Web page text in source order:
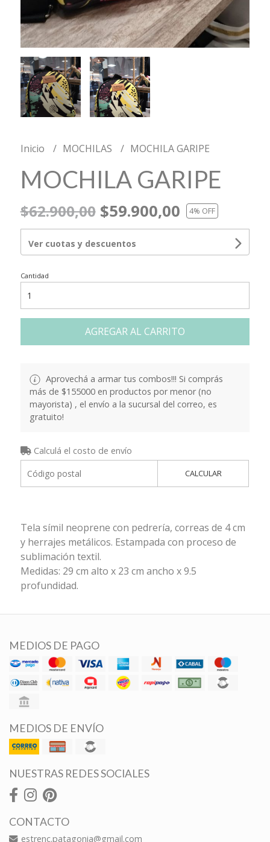
Inicio MOCHILAS MOCHILA GARIPE
MOCHILA GARIPE
$62.900,00$59.900,00 4% OFF
Ver cuotas y descuentos
Cantidad
AGREGAR AL CARRITO
Aprovechá a armar tus combos!!! Si comprás
más de $155000 en productos por menor (no
mayorista) , el envío a la sucursal del correo, es
gratuito!
Calculá el costo de envío
CALCULAR
Tela símil neoprene con pedrería, correas de 4 cm
y herrajes metálicos. Estampada con proceso de
sublimación textil.
Medidas: 29 cm alto x 23 cm ancho x 9.5
profundidad.
MEDIOS DE PAGO
MEDIOS DE ENVÍO
NUESTRAS REDES SOCIALES
CONTACTO
estrenc.patagonia@gmail.com